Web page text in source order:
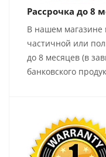
Рассрочка до 8
В нашем магазине
частичной или
до 8 месяцев (в
банковского